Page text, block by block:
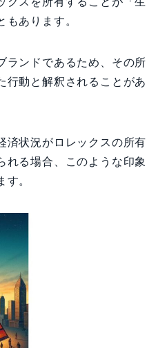
もあります。
ランドであるため、その所
行動と解釈されることがあ
済状況がロレックスの所有
れる場合、このような印象
す。